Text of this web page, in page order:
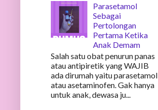
Parasetamol
Sebagai
Pertolongan
Pertama Ketika
Anak Demam
Salah satu obat penurun panas
atau antipiretik yang WAJIB
ada dirumah yaitu parasetamol
atau asetaminofen. Gak hanya
untuk anak, dewasa ju...